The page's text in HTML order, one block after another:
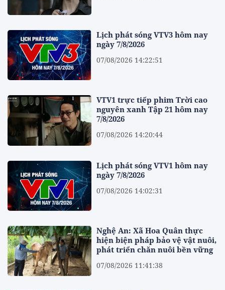
Lịch phát sóng VTV3 hôm nay
ngày 7/8/2026
07/08/2026 14:22:51
VTV1 trực tiếp phim Trời cao
nguyên xanh Tập 21 hôm nay
7/8/2026
07/08/2026 14:20:44
Lịch phát sóng VTV1 hôm nay
ngày 7/8/2026
07/08/2026 14:02:31
Nghệ An: Xã Hoa Quân thực
hiện biện pháp bảo vệ vật nuôi,
phát triển chăn nuôi bền vững
07/08/2026 11:41:38